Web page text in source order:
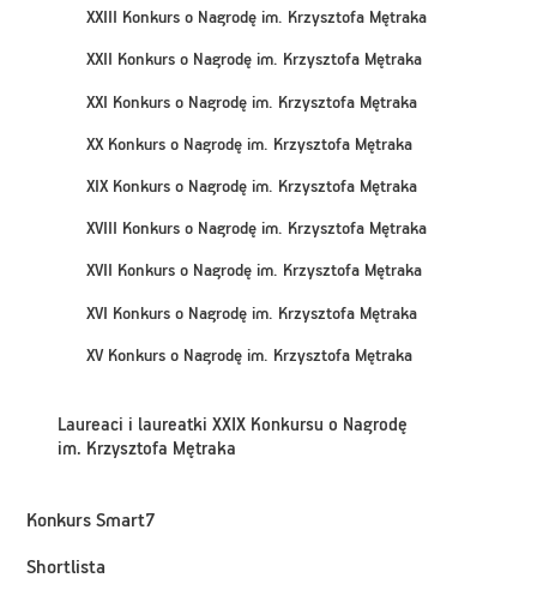
XXIII Konkurs o Nagrodę im. Krzysztofa Mętraka
XXII Konkurs o Nagrodę im. Krzysztofa Mętraka
XXI Konkurs o Nagrodę im. Krzysztofa Mętraka
XX Konkurs o Nagrodę im. Krzysztofa Mętraka
XIX Konkurs o Nagrodę im. Krzysztofa Mętraka
XVIII Konkurs o Nagrodę im. Krzysztofa Mętraka
XVII Konkurs o Nagrodę im. Krzysztofa Mętraka
XVI Konkurs o Nagrodę im. Krzysztofa Mętraka
XV Konkurs o Nagrodę im. Krzysztofa Mętraka
Laureaci i laureatki XXIX Konkursu o Nagrodę
im. Krzysztofa Mętraka
Konkurs Smart7
Shortlista